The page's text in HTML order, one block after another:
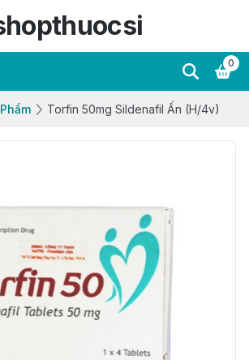
0
Torfin 50mg Sildenafil Ấn (H/4v)